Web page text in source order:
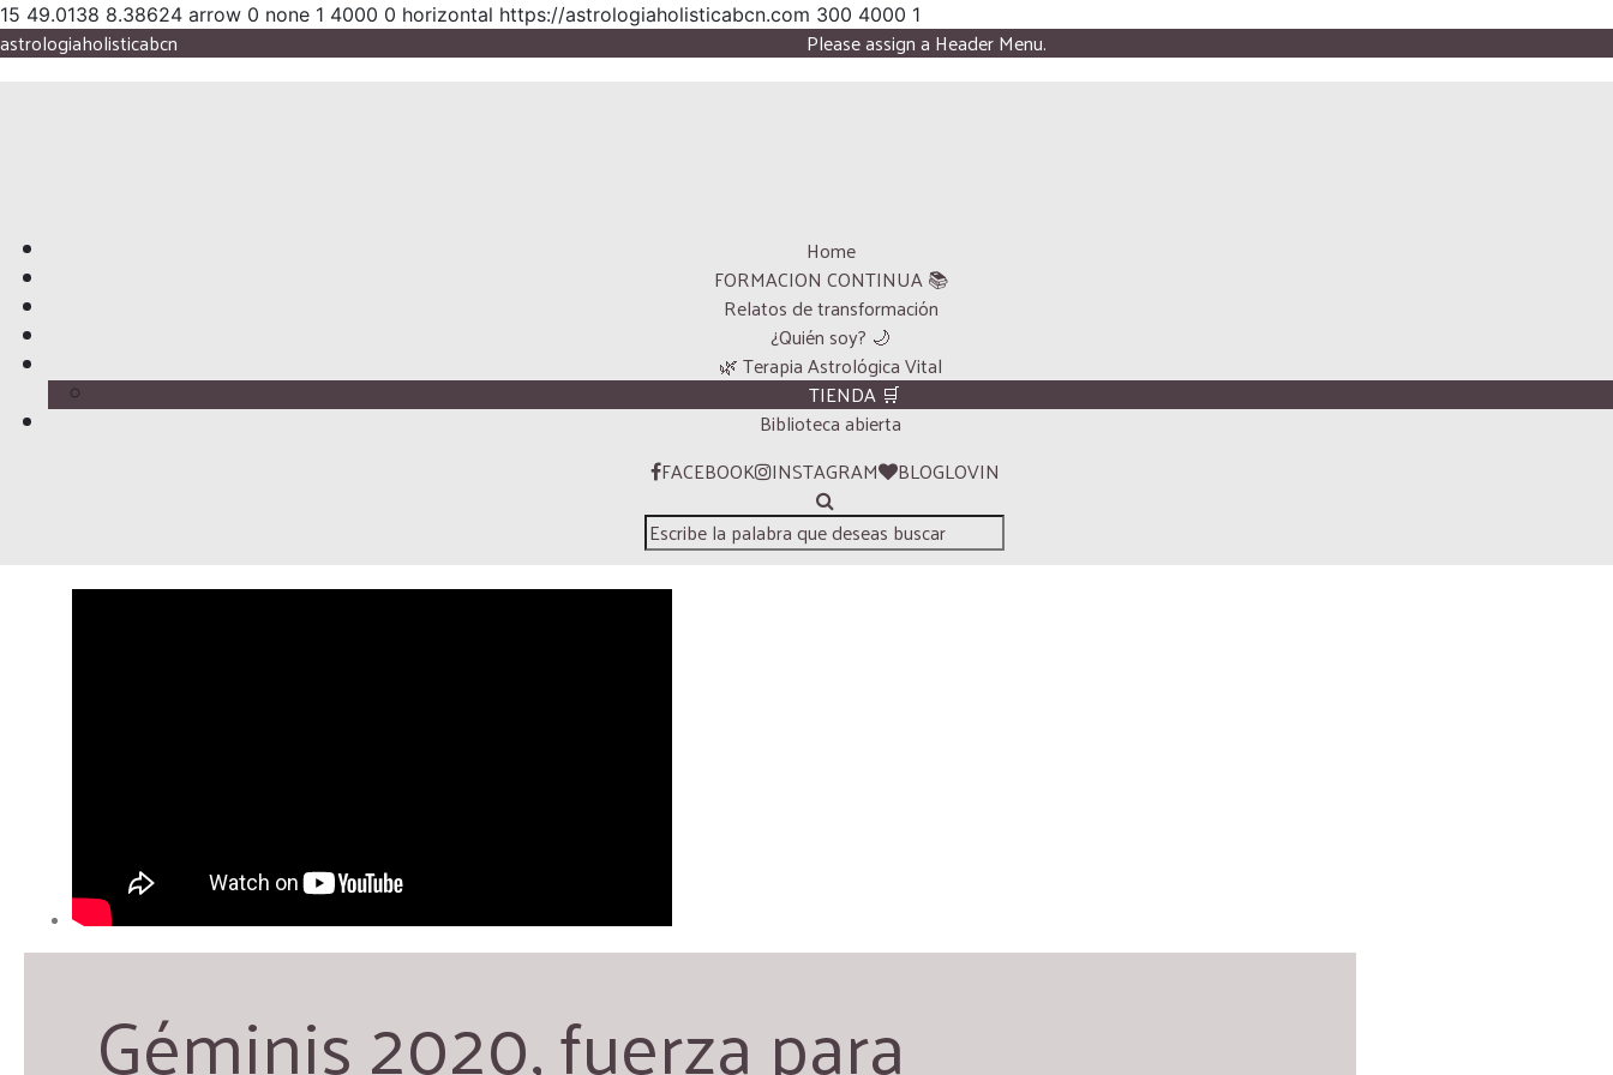
15 49.0138 8.38624 arrow 0 none 1 4000 0 horizontal https://astrologiaholisticabcn.com 300 4000 1
astrologiaholisticabcn Please assign a Header Menu.
Home
FORMACION CONTINUA 📚
Relatos de transformación
¿Quién soy? 🌙
🌿 Terapia Astrológica Vital
TIENDA 🛒
Biblioteca abierta
FACEBOOK INSTAGRAM BLOGLOVIN
Géminis 2020, fuerza para